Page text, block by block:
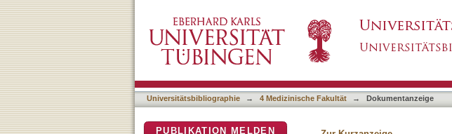
Universitätsbibliographie → 4 Medizinische Fakultät → Dokumentanzeige
PUBLIKATION MELDEN